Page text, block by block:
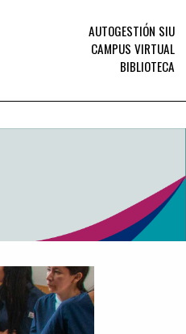
AUTOGESTIÓN SIU
CAMPUS VIRTUAL
BIBLIOTECA